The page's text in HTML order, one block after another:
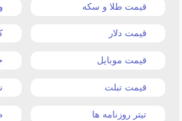
قیمت طلا و سکه
قیمت دلار
قیمت موبایل
قیمت تبلت
تیتر روزنامه ها